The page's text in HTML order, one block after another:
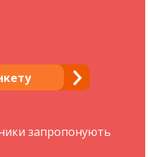
запропонують